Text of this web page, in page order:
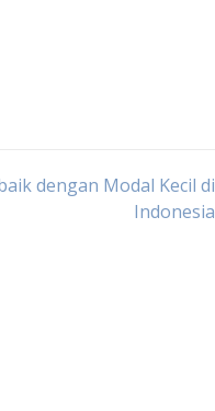
dengan Modal Kecil di
Indonesia